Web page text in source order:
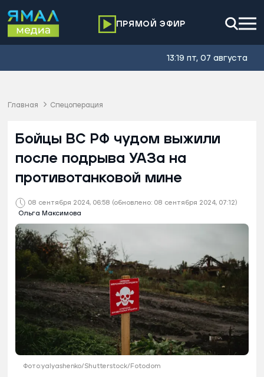
ПРЯМОЙ ЭФИР
13:19 пт, 07 августа
Главная Спецоперация
08 сентября 2024, 06:58 (обновлено: 08 сентября 2024, 07:12)
Ольга Максимова
Бойцы ВС РФ чудом выжили
после подрыва УАЗа на
противотанковой мине
Фото:yalyashenko/Shutterstock/Fotodom